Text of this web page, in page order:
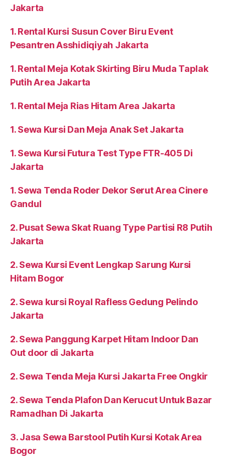
Jakarta
1. Rental Kursi Susun Cover Biru Event
Pesantren Asshidiqiyah Jakarta
1. Rental Meja Kotak Skirting Biru Muda Taplak
Putih Area Jakarta
1. Rental Meja Rias Hitam Area Jakarta
1. Sewa Kursi Dan Meja Anak Set Jakarta
1. Sewa Kursi Futura Test Type FTR-405 Di
Jakarta
1. Sewa Tenda Roder Dekor Serut Area Cinere
Gandul
2. Pusat Sewa Skat Ruang Type Partisi R8 Putih
Jakarta
2. Sewa Kursi Event Lengkap Sarung Kursi
Hitam Bogor
2. Sewa kursi Royal Rafless Gedung Pelindo
Jakarta
2. Sewa Panggung Karpet Hitam Indoor Dan
Out door di Jakarta
2. Sewa Tenda Meja Kursi Jakarta Free Ongkir
2. Sewa Tenda Plafon Dan Kerucut Untuk Bazar
Ramadhan Di Jakarta
3. Jasa Sewa Barstool Putih Kursi Kotak Area
Bogor